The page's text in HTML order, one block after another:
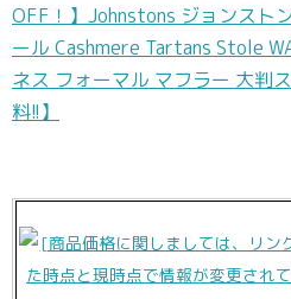
OFF！】Johnstons ジョンスト
ール Cashmere Tartans Stole
ネス フォーマル マフラー 大判
料!!】